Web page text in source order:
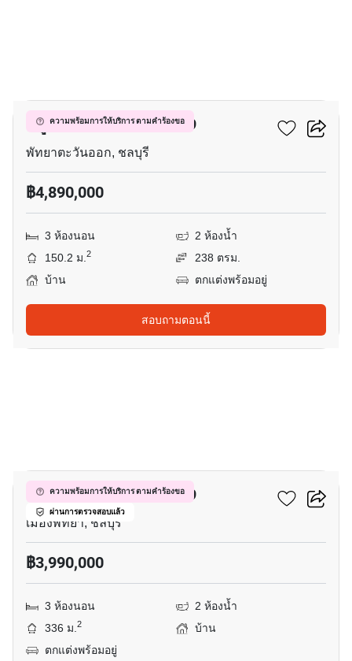
ความพร้อมการให้บริการ ตามคำร้องขอ
หมู่บ้านรัตนากรวิลเลจ 19
พัทยาตะวันออก, ชลบุรี
฿4,890,000
3 ห้องนอน
2 ห้องน้ำ
150.2 ม.2
238 ตรม.
บ้าน
ตกแต่งพร้อมอยู่
สอบถามตอนนี้
ความพร้อมการให้บริการ ตามคำร้องขอ
ผ่านการตรวจสอบแล้ว
หมู่บ้านรัตนากรวิลเลจ 19
เมืองพัทยา, ชลบุรี
฿3,990,000
3 ห้องนอน
2 ห้องน้ำ
336 ม.2
บ้าน
ตกแต่งพร้อมอยู่